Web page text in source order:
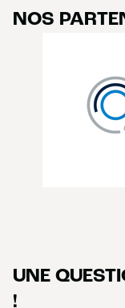
NOS
UNE
!